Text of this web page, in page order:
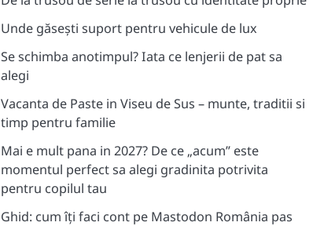
Unde găsești suport pentru vehicule de lux
Se schimba anotimpul? Iata ce lenjerii de pat sa
alegi
Vacanta de Paste in Viseu de Sus – munte, traditii si
timp pentru familie
Mai e mult pana in 2027? De ce „acum” este
momentul perfect sa alegi gradinita potrivita
pentru copilul tau
Ghid: cum îți faci cont pe Mastodon România pas